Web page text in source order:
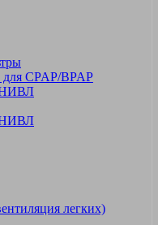
CPAP/BPAP
легких)